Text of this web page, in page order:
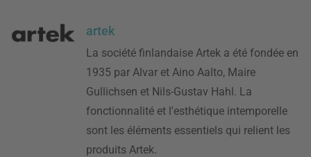
artek
La société finlandaise Artek a été fondée en
1935 par Alvar et Aino Aalto, Maire
Gullichsen et Nils-Gustav Hahl. La
fonctionnalité et l'esthétique intemporelle
sont les éléments essentiels qui relient les
produits Artek.